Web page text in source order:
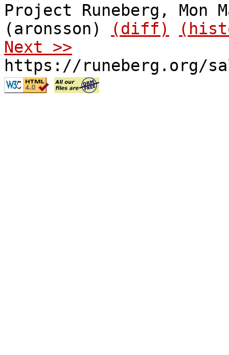
Project Runeberg, Mon
(aronsson)
(diff)
Next >>
https://runeberg.org/